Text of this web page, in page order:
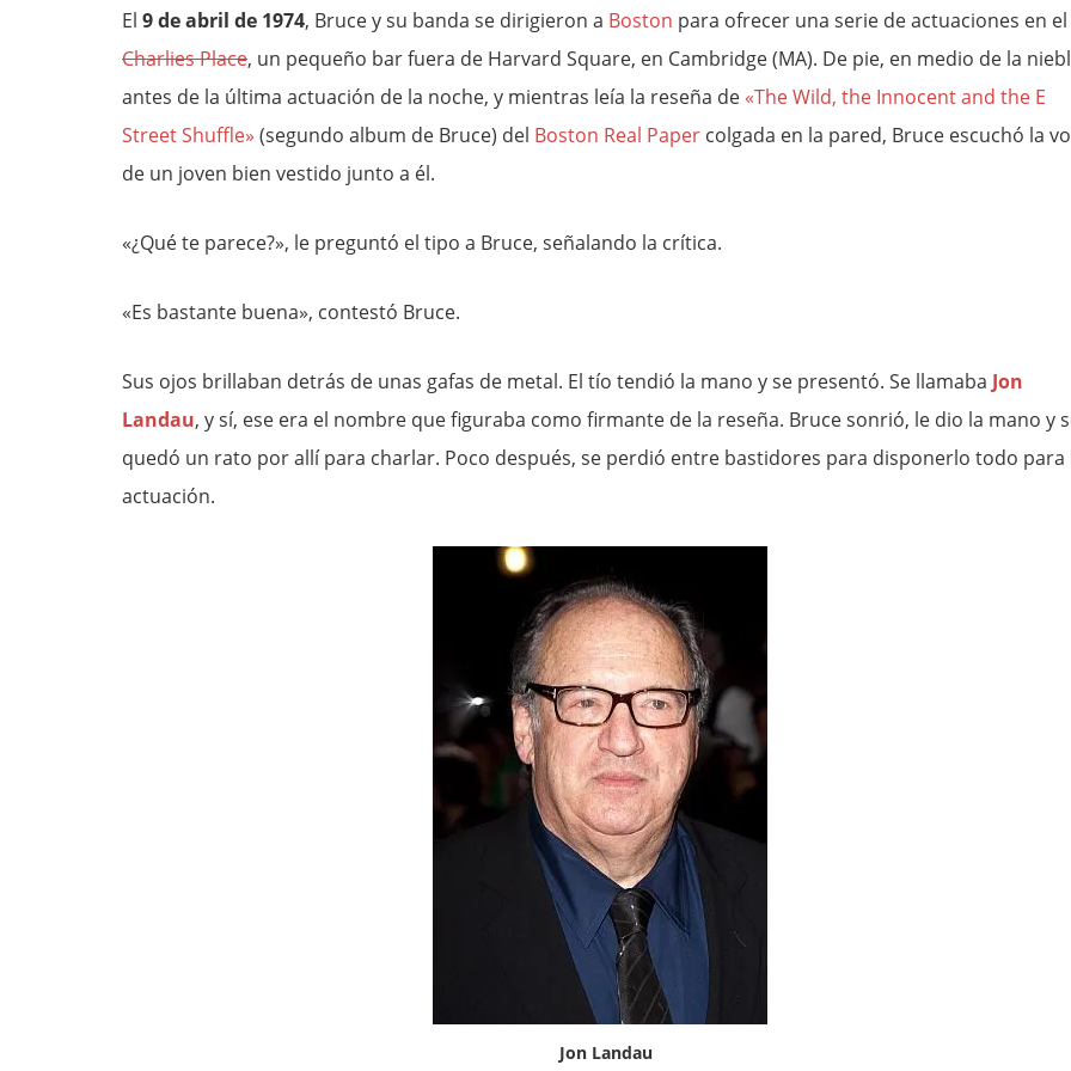
El 9 de abril de 1974, Bruce y su banda se dirigieron a Boston para ofrecer una serie de actuaciones en el
Charlies Place, un pequeño bar fuera de Harvard Square, en Cambridge (MA). De pie, en medio de la
antes de la última actuación de la noche, y mientras leía la reseña de «The Wild, the Innocent and the E
Street Shuffle» (segundo album de Bruce) del Boston Real Paper colgada en la pared, Bruce escuchó la
de un joven bien vestido junto a él.
«¿Qué te parece?», le preguntó el tipo a Bruce, señalando la crítica.
«Es bastante buena», contestó Bruce.
Sus ojos brillaban detrás de unas gafas de metal. El tío tendió la mano y se presentó. Se llamaba Jon
Landau, y sí, ese era el nombre que figuraba como firmante de la reseña. Bruce sonrió, le dio la mano y
quedó un rato por allí para charlar. Poco después, se perdió entre bastidores para disponerlo todo para
actuación.
Jon Landau